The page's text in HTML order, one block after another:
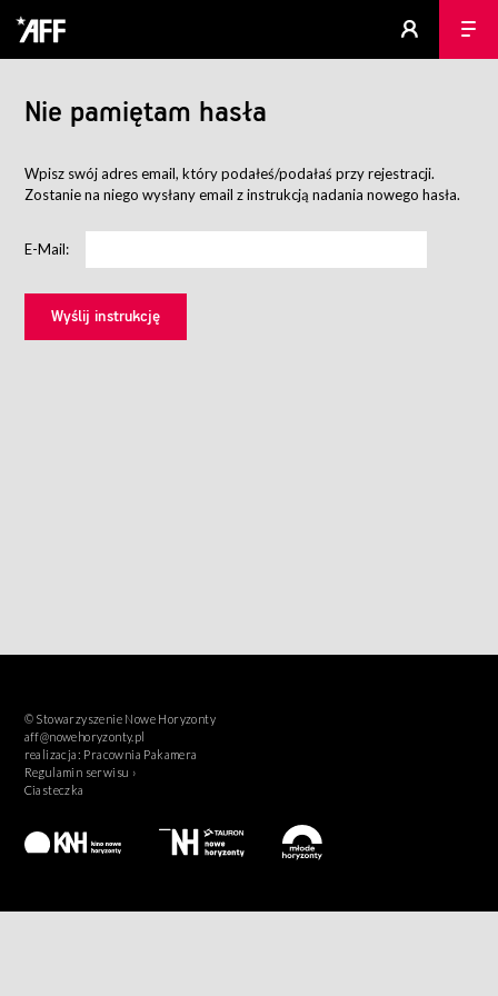
Nie pamiętam hasła
Wpisz swój adres email, który podałeś/podałaś przy rejestracji.
Zostanie na niego wysłany email z instrukcją nadania nowego hasła.
E-Mail:
© Stowarzyszenie Nowe Horyzonty
aff@nowehoryzonty.pl
realizacja: Pracownia Pakamera
Regulamin serwisu ›
Ciasteczka